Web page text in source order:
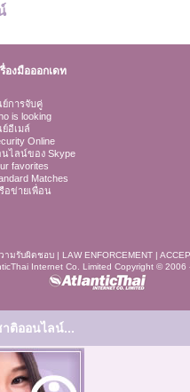
รื่องมือออกเดท
การจับคู่
is looking
อีเมล์
Online
นไลน์ของ Skype
favorites
Matches
อข่ายเพื่อน
ามรับผิดชอบ| LAW ENFORCEMENT|
Internet Co. Limited Copyright © 2006
ติออนไลน์...